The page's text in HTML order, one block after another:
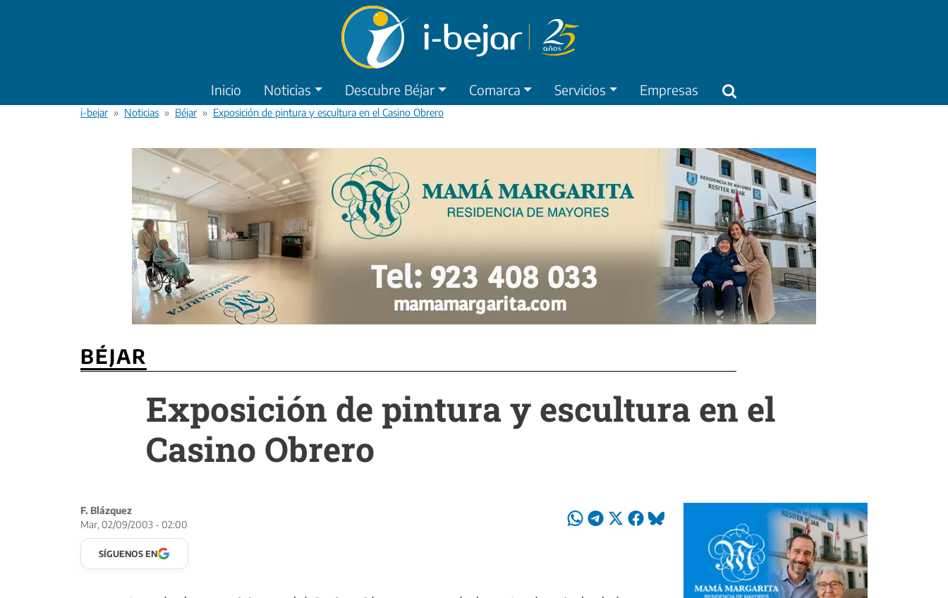
Inicio Noticias Descubre Béjar Comarca Servicios Empresas
i-bejar Noticias Béjar Exposición de pintura y escultura en el Casino Obrero
BÉJAR
Exposición de pintura y escultura en el
Casino Obrero
F. Blázquez
Mar, 02/09/2003 - 02:00
SÍGUENOS EN